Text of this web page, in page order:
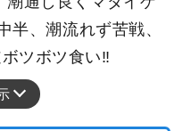
半、潮流れず苦戦、
ツボツ食い‼